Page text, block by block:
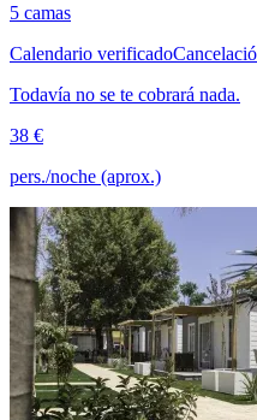
5 camas
Calendario verificado
Todavía no se te cobrará nada.
38 €
pers./noche (aprox.)